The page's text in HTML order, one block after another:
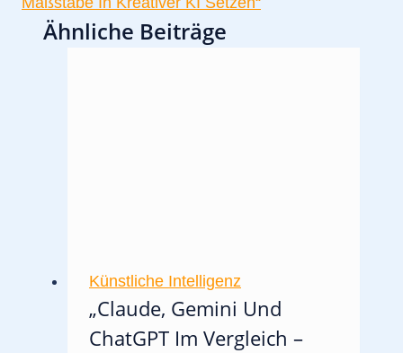
Ähnliche Beiträge
Künstliche Intelligenz
„Claude, Gemini Und
ChatGPT Im Vergleich –